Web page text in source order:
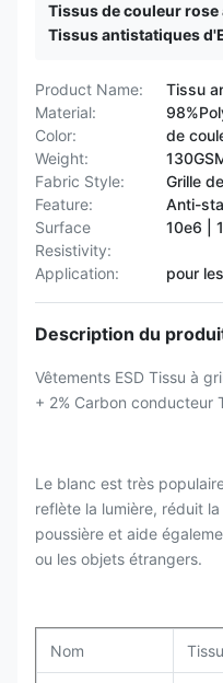
Tissus de couleur
Tissus antistatiques
Product Name:
Tissu
Material:
Color:
de
Weight:
Fabric Style:
Grille
Feature:
Anti-
Surface
Resistivity:
10e6 |
Application: pour
Description du
Vêtements ESD Tissu à
+ 2% Carbon conducteur
Le blanc est très
reflète la lumière, réduit
poussière et aide
ou les objets étrangers.
Nom